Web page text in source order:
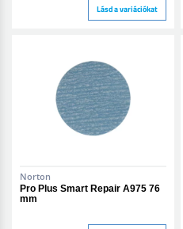
Lásd a variációkat
Norton
Pro Plus Smart Repair A975 76
mm